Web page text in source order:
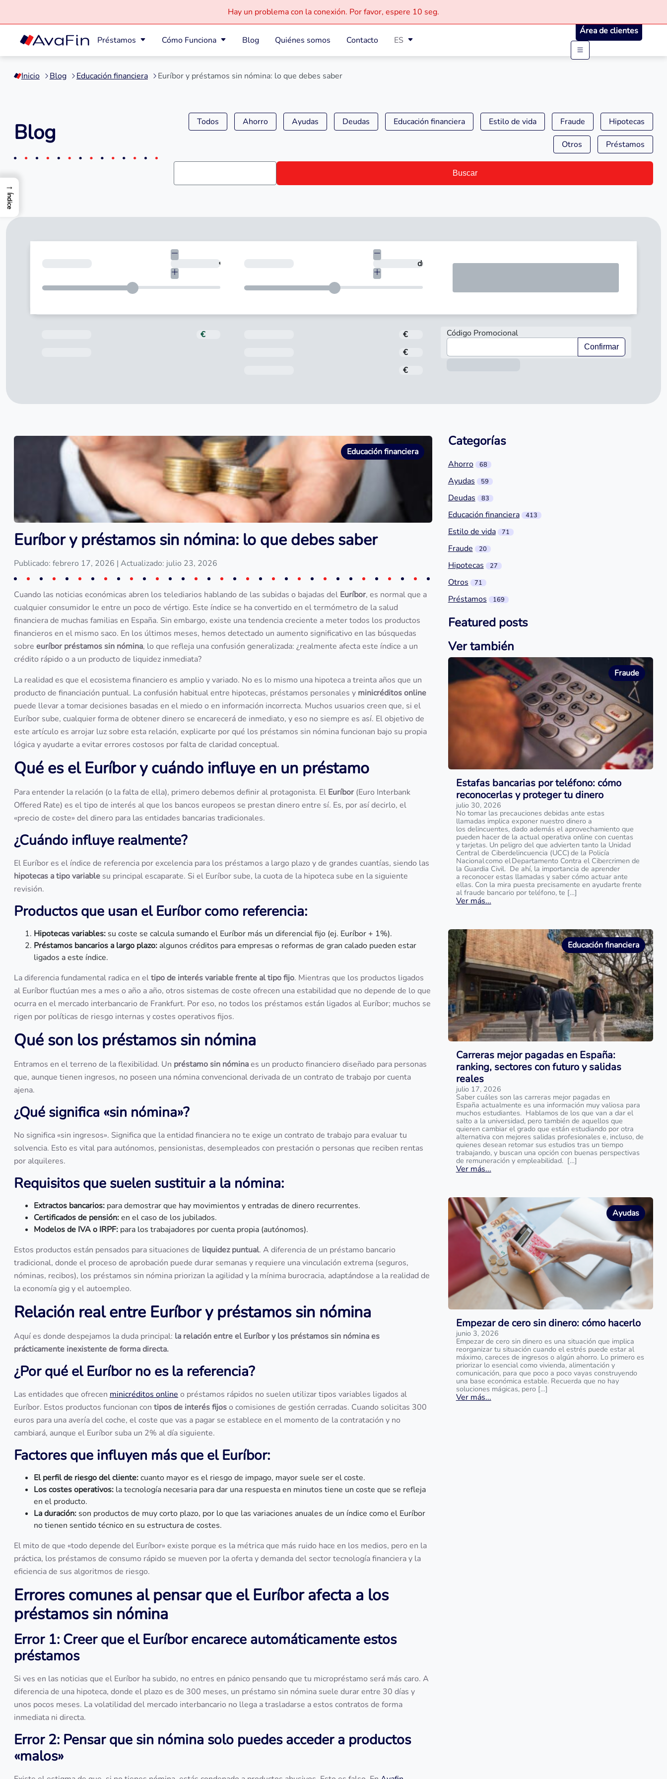
Saltar
contenido
Hay un problema con la conexión. Por favor, espere 10 seg.
Préstamos Cómo Funciona Blog Quiénes somos Contacto ES
Área de clientes
Inicio Blog Educación financiera Euríbor y préstamos sin nómina: lo que debes saber
Blog Todos Ahorro Ayudas Deudas Educación financiera Estilo de vida Fraude Hipotecas
Otros Préstamos
Buscar
€ ¿En cuántos días quieres devolverlo?días
€
€
€
€
Código Promocional
Confirmar
Educación financiera
Euríbor y préstamos sin nómina: lo que debes saber
Publicado: febrero 17, 2026 | Actualizado: julio 23, 2026
Cuando las noticias económicas abren los telediarios hablando de las subidas o bajadas del Euríbor, es normal que a
cualquier consumidor le entre un poco de vértigo. Este índice se ha convertido en el termómetro de la salud
financiera de muchas familias en España. Sin embargo, existe una tendencia creciente a meter todos los productos
financieros en el mismo saco. En los últimos meses, hemos detectado un aumento significativo en las búsquedas
sobre euríbor préstamos sin nómina, lo que refleja una confusión generalizada: ¿realmente afecta este índice a un
crédito rápido o a un producto de liquidez inmediata?
La realidad es que el ecosistema financiero es amplio y variado. No es lo mismo una hipoteca a treinta años que un
producto de financiación puntual. La confusión habitual entre hipotecas, préstamos personales y minicréditos online
puede llevar a tomar decisiones basadas en el miedo o en información incorrecta. Muchos usuarios creen que, si el
Euríbor sube, cualquier forma de obtener dinero se encarecerá de inmediato, y eso no siempre es así. El objetivo de
este artículo es arrojar luz sobre esta relación, explicarte por qué los préstamos sin nómina funcionan bajo su propia
lógica y ayudarte a evitar errores costosos por falta de claridad conceptual.
Qué es el Euríbor y cuándo influye en un préstamo
Para entender la relación (o la falta de ella), primero debemos definir al protagonista. El Euríbor(Euro Interbank
Offered Rate) es el tipo de interés al que los bancos europeos se prestan dinero entre sí. Es, por así decirlo, el
«precio de coste» del dinero para las entidades bancarias tradicionales.
¿Cuándo influye realmente?
El Euríbor es el índice de referencia por excelencia para los préstamos a largo plazo y de grandes cuantías, siendo las
hipotecas a tipo variable su principal escaparate. Si el Euríbor sube, la cuota de la hipoteca sube en la siguiente
revisión.
Productos que usan el Euríbor como referencia:
Hipotecas variables: su coste se calcula sumando el Euríbor más un diferencial fijo (ej. Euríbor + 1%).
Préstamos bancarios a largo plazo: algunos créditos para empresas o reformas de gran calado pueden estar
ligados a este índice.
La diferencia fundamental radica en eltipo de interés variable frente al tipo fijo. Mientras que los productos ligados
al Euríbor fluctúan mes a mes o año a año, otros sistemas de coste ofrecen una estabilidad que no depende de lo que
ocurra en el mercado interbancario de Frankfurt. Por eso, no todos los préstamos están ligados al Euríbor; muchos se
rigen por políticas de riesgo internas y costes operativos fijos.
Qué son los préstamos sin nómina
Entramos en el terreno de la flexibilidad. Un préstamo sin nóminaes un producto financiero diseñado para personas
que, aunque tienen ingresos, no poseen una nómina convencional derivada de un contrato de trabajo por cuenta
ajena.
¿Qué significa «sin nómina»?
No significa «sin ingresos». Significa que la entidad financiera no te exige un contrato de trabajo para evaluar tu
solvencia. Esto es vital para autónomos, pensionistas, desempleados con prestación o personas que reciben rentas
por alquileres.
Requisitos que suelen sustituir a la nómina:
Extractos bancarios: para demostrar que hay movimientos y entradas de dinero recurrentes.
Certificados de pensión:en el caso de los jubilados.
Modelos de IVA o IRPF: para los trabajadores por cuenta propia (autónomos).
Estos productos están pensados para situaciones de liquidez puntual. A diferencia de un préstamo bancario
tradicional, donde el proceso de aprobación puede durar semanas y requiere una vinculación extrema (seguros,
nóminas, recibos), los préstamos sin nómina priorizan la agilidad y la mínima burocracia, adaptándose a la realidad de
la economía gig y el autoempleo.
Relación real entre Euríbor y préstamos sin nómina
Aquí es donde despejamos la duda principal: la relación entre el Euríbor y los préstamos sin nómina es
prácticamente inexistente de forma directa.
¿Por qué el Euríbor no es la referencia?
Las entidades que ofrecen minicréditos online o préstamos rápidos no suelen utilizar tipos variables ligados al
Euríbor. Estos productos funcionan con tipos de interés fijoso comisiones de gestión cerradas. Cuando solicitas 300
euros para una avería del coche, el coste que vas a pagar se establece en el momento de la contratación y no
cambiará, aunque el Euríbor suba un 2% al día siguiente.
Factores que influyen más que el Euríbor:
El perfil de riesgo del cliente:cuanto mayor es el riesgo de impago, mayor suele ser el coste.
Los costes operativos: la tecnología necesaria para dar una respuesta en minutos tiene un coste que se refleja
en el producto.
La duración: son productos de muy corto plazo, por lo que las variaciones anuales de un índice como el Euríbor
no tienen sentido técnico en su estructura de costes.
El mito de que «todo depende del Euríbor» existe porque es la métrica que más ruido hace en los medios, pero en la
práctica, los préstamos de consumo rápido se mueven por la oferta y demanda del sector tecnología financiera y la
eficiencia de sus algoritmos de riesgo.
Errores comunes al pensar que el Euríbor afecta a los
préstamos sin nómina
Error 1: Creer que el Euríbor encarece automáticamente estos
préstamos
Si ves en las noticias que el Euríbor ha subido, no entres en pánico pensando que tu micropréstamo será más caro. A
diferencia de una hipoteca, donde el plazo es de 300 meses, un préstamo sin nómina suele durar entre 30 días y
unos pocos meses. La volatilidad del mercado interbancario no llega a trasladarse a estos contratos de forma
inmediata ni directa.
Error 2: Pensar que sin nómina solo puedes acceder a productos
«malos»
Categorías
Ahorro 68
Ayudas 59
Deudas 83
Educación financiera 413
Estilo de vida 71
Fraude 20
Hipotecas 27
Otros 71
Préstamos 169
Featured posts
Ver también
Fraude
Estafas bancarias por teléfono: cómo
reconocerlas y proteger tu dinero
julio 30, 2026
No tomar las precauciones debidas ante estas
llamadas implica exponer nuestro dinero a
los delincuentes, dado además el aprovechamiento que
pueden hacer de la actual operativa online con cuentas
y tarjetas. Un peligro del que advierten tanto la Unidad
Central de Ciberdelincuencia (UCC) de la Policía
Nacional como el Departamento Contra el Cibercrimen de
la Guardia Civil. De ahí, la importancia de aprender
a reconocer estas llamadas y saber cómo actuar ante
ellas. Con la mira puesta precisamente en ayudarte frente
al fraude bancario por teléfono, te […]
Ver más...
Educación financiera
Carreras mejor pagadas en España:
ranking, sectores con futuro y salidas
reales
julio 17, 2026
Saber cuáles son las carreras mejor pagadas en
España actualmente es una información muy valiosa para
muchos estudiantes. Hablamos de los que van a dar el
salto a la universidad, pero también de aquellos que
quieren cambiar el grado que están estudiando por otra
alternativa con mejores salidas profesionales e, incluso, de
quienes desean retomar sus estudios tras un tiempo
trabajando, y buscan una opción con buenas perspectivas
de remuneración y empleabilidad. […]
Ver más...
Ayudas
Empezar de cero sin dinero: cómo hacerlo
junio 3, 2026
Empezar de cero sin dinero es una situación que implica
reorganizar tu situación cuando el estrés puede estar al
máximo, careces de ingresos o algún ahorro. Lo primero es
priorizar lo esencial como vivienda, alimentación y
comunicación, para que poco a poco vayas construyendo
una base económica estable. Recuerda que no hay
soluciones mágicas, pero […]
Ver más...
→
Índice